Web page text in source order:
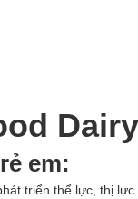
em:
triển thể lực, thị